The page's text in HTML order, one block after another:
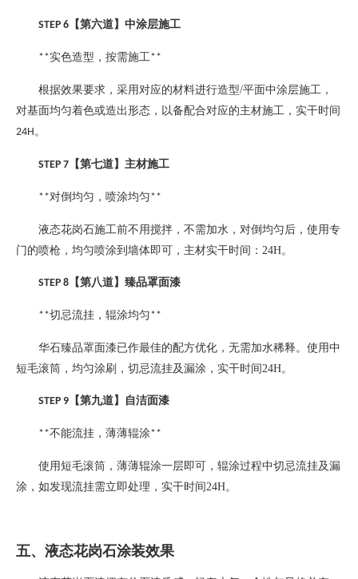
STEP 6 【第六道】中涂层施工
**实色造型，按需施工**
根据效果要求，采用对应的材料进行造型/平面中涂层施工，
对基面均匀着色或造出形态，以备配合对应的主材施工，实干时间
24H。
STEP 7 【第七道】主材施工
**对倒均匀，喷涂均匀**
液态花岗石施工前不用搅拌，不需加水，对倒均匀后，使用专
门的喷枪，均匀喷涂到墙体即可，主材实干时间： 24H。
STEP 8 【第八道】臻品罩面漆
**切忌流挂，辊涂均匀**
华石臻品罩面漆已作最佳的配方优化，无需加水稀释。使用中
短毛滚筒，均匀涂刷，切忌流挂及漏涂，实干时间24H。
STEP 9 【第九道】自洁面漆
**不能流挂，薄薄辊涂**
使用短毛滚筒，薄薄辊涂一层即可，辊涂过程中切忌流挂及漏
涂，如发现流挂需立即处理，实干时间24H。
五、液态花岗石涂装效果